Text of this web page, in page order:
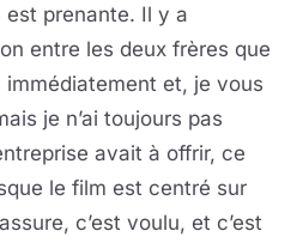
est prenante. Il y a
entre les deux frères que
immédiatement et, je vous
je n’ai toujours pas
avait à offrir, ce
le film est centré sur
c’est voulu, et c’est